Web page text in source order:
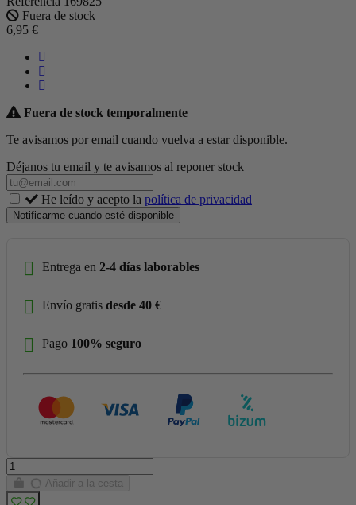
Fuera de stock
6,95 €
Fuera de stock temporalmente
Te avisamos por email cuando vuelva a estar disponible.
Déjanos tu email y te avisamos al reponer stock
He leído y acepto la política de privacidad
Notificarme cuando esté disponible
Entrega en 2-4 días laborables
Envío gratis desde 40 €
Pago 100% seguro
Añadir a la cesta